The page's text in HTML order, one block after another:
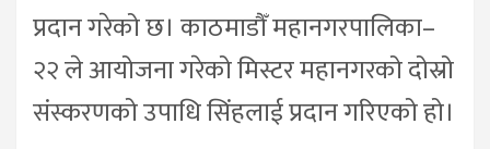
प्रदान गरेको छ। काठमाडौँ महानगरपालिका–
२२ ले आयोजना गरेको मिस्टर महानगरको दोस्रो
संस्करणको उपाधि सिंहलाई प्रदान गरिएको हो।